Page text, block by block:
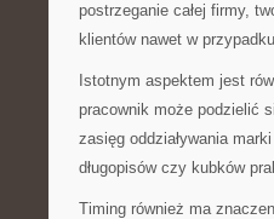
postrzeganie całej firmy,
klientów nawet w
Istotnym aspektem jest
pracownik może podzielić
zasięg oddziaływania
długopisów czy kubków
Timing również ma